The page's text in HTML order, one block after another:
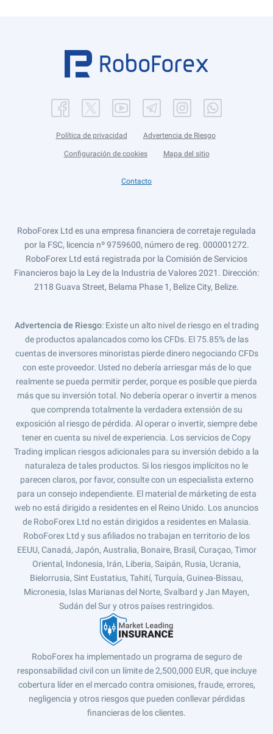
Política de privacidad Advertencia de Riesgo
Configuración de cookies Mapa del sitio
Contacto
RoboForex Ltd es una empresa financiera de corretaje regulada
por la FSC, licencia nº 9759600, número de reg. 000001272.
RoboForex Ltd está registrada por la Comisión de Servicios
Financieros bajo la Ley de la Industria de Valores 2021. Dirección:
2118 Guava Street, Belama Phase 1, Belize City, Belize.
Advertencia de Riesgo: Existe un alto nivel de riesgo en el trading
de productos apalancados como los CFDs. El 75.85% de las
cuentas de inversores minoristas pierde dinero negociando CFDs
con este proveedor. Usted no debería arriesgar más de lo que
realmente se pueda permitir perder, porque es posible que pierda
más que su inversión total. No debería operar o invertir a menos
que comprenda totalmente la verdadera extensión de su
exposición al riesgo de pérdida. Al operar o invertir, siempre debe
tener en cuenta su nivel de experiencia. Los servicios de Copy
Trading implican riesgos adicionales para su inversión debido a la
naturaleza de tales productos. Si los riesgos implícitos no le
parecen claros, por favor, consulte con un especialista externo
para un consejo independiente. El material de márketing de esta
web no está dirigido a residentes en el Reino Unido. Los anuncios
de RoboForex Ltd no están dirigidos a residentes en Malasia.
RoboForex Ltd y sus afiliados no trabajan en territorio de los
EEUU, Canadá, Japón, Australia, Bonaire, Brasil, Curaçao, Timor
Oriental, Indonesia, Irán, Liberia, Saipán, Rusia, Ucrania,
Bielorrusia, Sint Eustatius, Tahití, Turquía, Guinea-Bissau,
Micronesia, Islas Marianas del Norte, Svalbard y Jan Mayen,
Sudán del Sur y otros países restringidos.
RoboForex ha implementado un programa de seguro de
responsabilidad civil con un límite de 2,500,000 EUR, que incluye
cobertura líder en el mercado contra omisiones, fraude, errores,
negligencia y otros riesgos que pueden conllevar pérdidas
financieras de los clientes.